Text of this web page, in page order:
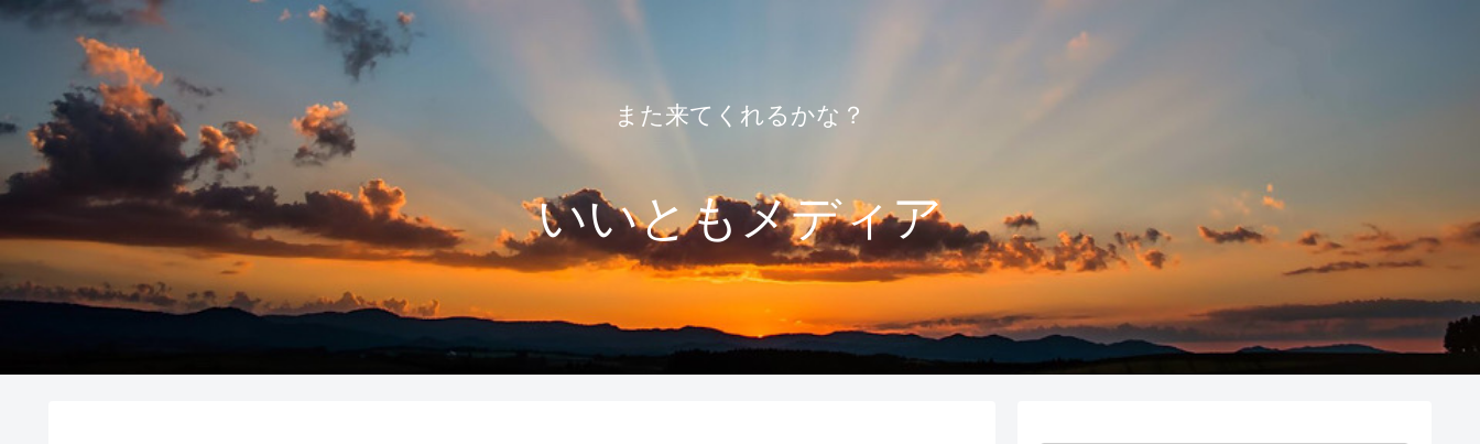
また来てくれるかな？
いいともメディア